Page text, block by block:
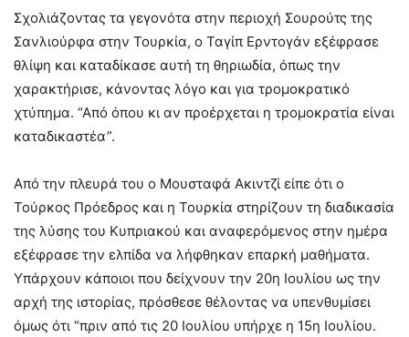
Σχολιάζοντας τα γεγονότα στην περιοχή Σουρούτς της
Σανλιούρφα στην Τουρκία, ο Ταγίπ Ερντογάν εξέφρασε
θλίψη και καταδίκασε αυτή τη θηριωδία, όπως την
χαρακτήρισε, κάνοντας λόγο και για τρομοκρατικό
χτύπημα. “Από όπου κι αν προέρχεται η τρομοκρατία είναι
καταδικαστέα”.
Από την πλευρά του ο Μουσταφά Ακιντζί είπε ότι ο
Τούρκος Πρόεδρος και η Τουρκία στηρίζουν τη διαδικασία
της λύσης του Κυπριακού και αναφερόμενος στην ημέρα
εξέφρασε την ελπίδα να λήφθηκαν επαρκή μαθήματα.
Υπάρχουν κάποιοι που δείχνουν την 20η Ιουλίου ως την
αρχή της ιστορίας, πρόσθεσε θέλοντας να υπενθυμίσει
όμως ότι “πριν από τις 20 Ιουλίου υπήρχε η 15η Ιουλίου.